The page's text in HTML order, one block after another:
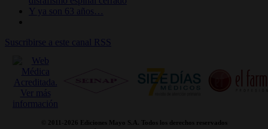
Y ya son 63 años…
Suscribirse a este canal RSS
© 2011- 2026 Ediciones Mayo S.A. Todos los derechos reservados